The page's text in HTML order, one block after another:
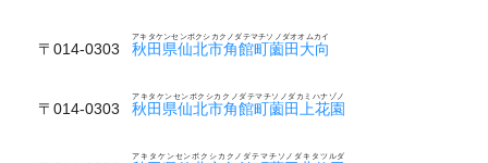
〒014-0303 秋田県仙北市角館町薗田大向
アキタケンセンボクシカクノダテマチソノダオオムカイ
〒014-0303 秋田県仙北市角館町薗田上花園
アキタケンセンボクシカクノダテマチソノダカミハナゾノ
アキタケンセンボクシカクノダテマチソノダキタツルダ